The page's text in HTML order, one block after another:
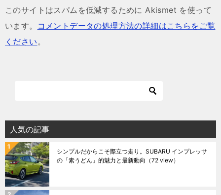
このサイトはスパムを低減するために Akismet を使って
います。
コメントデータの処理方法の詳細はこちらをご覧
ください。
人気の記事
シンプルだからこそ際立つ走り。SUBARU インプレッサ
の「素うどん」的魅力と最新動向 （72 view）